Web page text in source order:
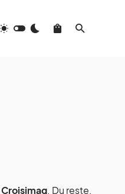
Croisimag. Du reste,